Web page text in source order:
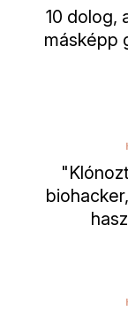
10 dolog,
másképp